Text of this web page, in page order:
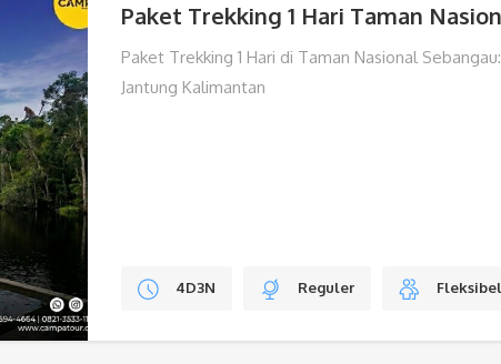
Paket Trekking 1 Hari Taman
Paket Trekking 1 Hari di Taman Nasional
Jantung Kalimantan
4D3N Reguler Fleksibel